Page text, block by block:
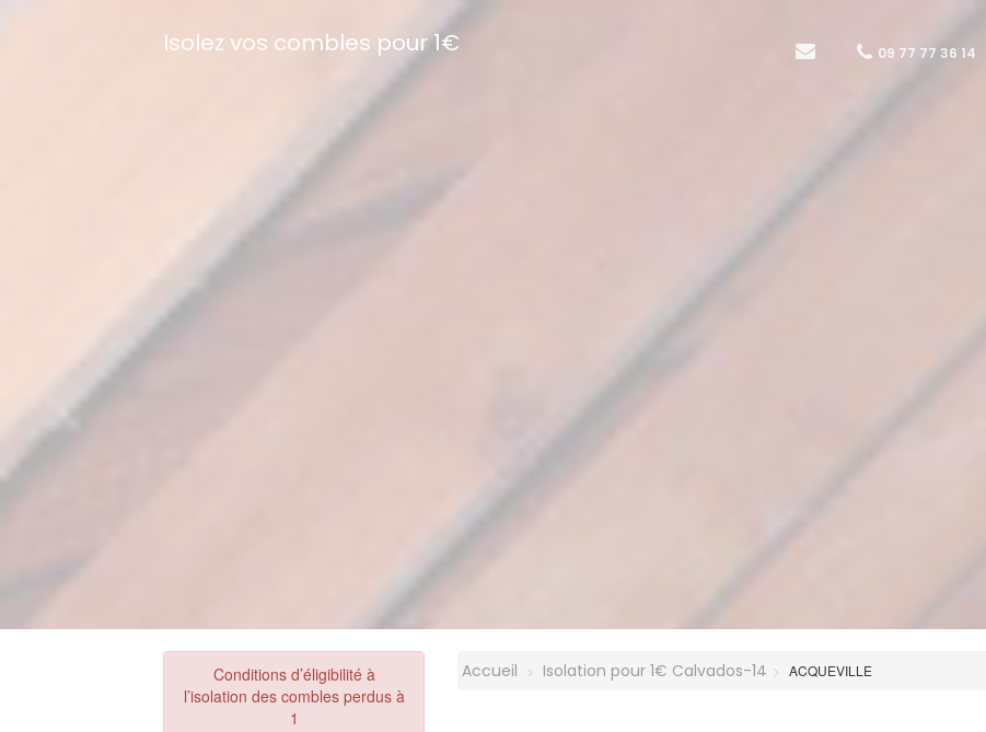
Isolez vos combles pour 1€ 09 77 77 36 14
Conditions d’éligibilité à
l’isolation des combles perdus à
1
Accueil Isolation pour 1€ Calvados-14 ACQUEVILLE